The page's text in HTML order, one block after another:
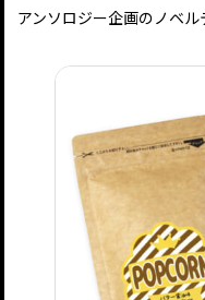
アンソロジー企画のノベ